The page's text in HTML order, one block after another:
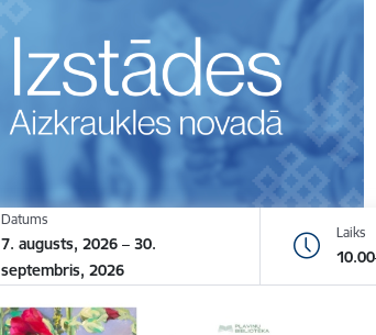
Datums
7. augusts, 2026 – 30.
septembris, 2026
Laiks